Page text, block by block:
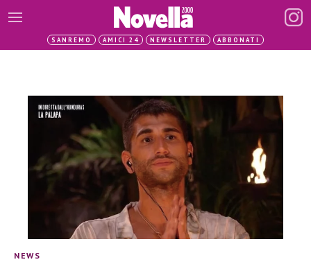
SANREMO AMICI 24 NEWSLETTER ABBONATI
NEWS